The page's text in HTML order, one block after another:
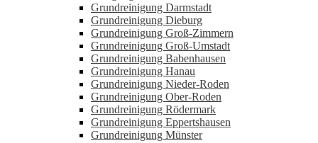
Grundreinigung Darmstadt
Grundreinigung Dieburg
Grundreinigung Groß-Zimmern
Grundreinigung Groß-Umstadt
Grundreinigung Babenhausen
Grundreinigung Hanau
Grundreinigung Nieder-Roden
Grundreinigung Ober-Roden
Grundreinigung Rödermark
Grundreinigung Eppertshausen
Grundreinigung Münster